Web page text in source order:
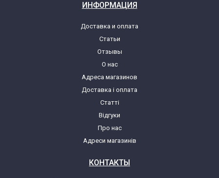
ИНФОРМАЦИЯ
Доставка и оплата
Статьи
Отзывы
О нас
Адреса магазинов
Доставка і оплата
Статті
Відгуки
Про нас
Адреси магазинів
КОНТАКТЫ